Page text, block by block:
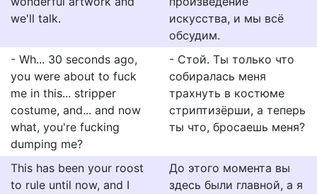
we'll talk.
искусства, и мы всё
обсудим.
- Wh... 30 seconds ago,
you were about to fuck
me in this... stripper
costume, and... and now
what, you're fucking
dumping me?
- Стой. Ты только что
собиралась меня
трахнуть в костюме
стриптизёрши, а теперь
ты что, бросаешь меня?
This has been your roost
to rule until now, and I
До этого момента вы
здесь были главной, а я